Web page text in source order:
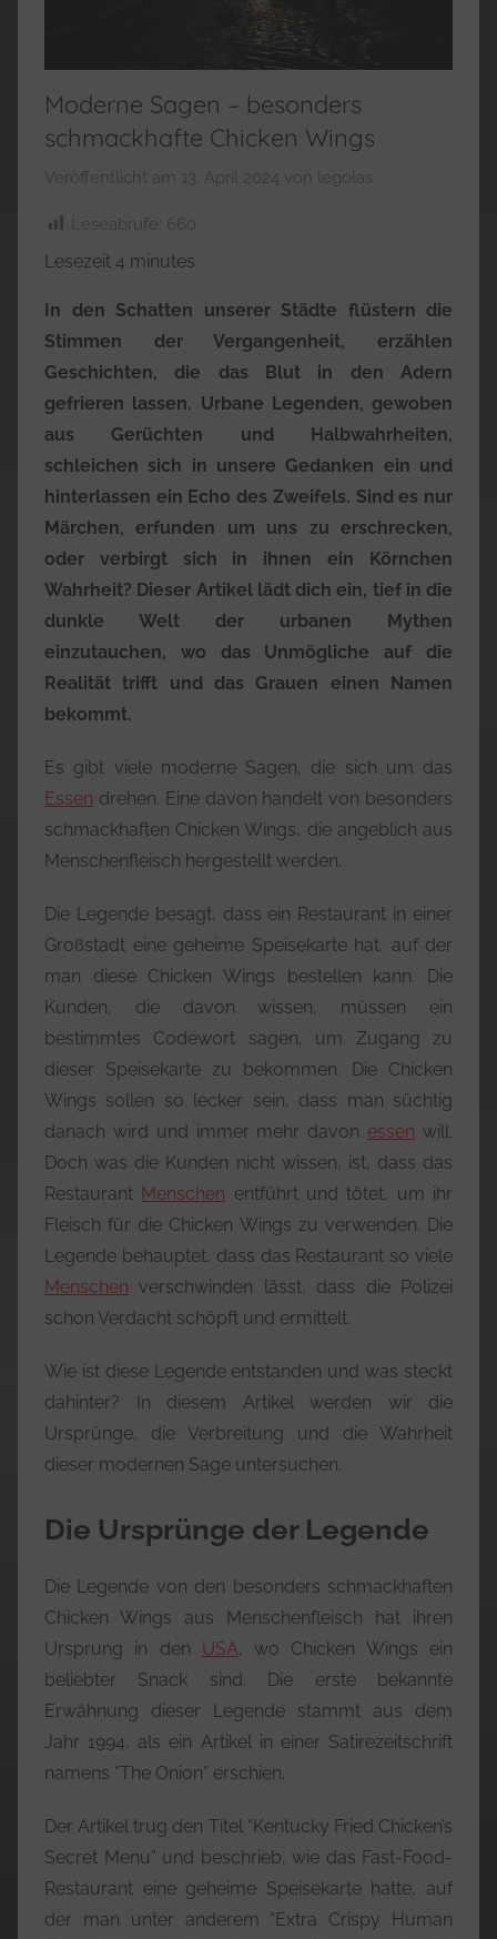
Moderne Sagen – besonders
schmackhafte Chicken Wings
Veröffentlicht am 13. April 2024 von legolas
Leseabrufe: 660
Lesezeit 4 minutes
In den Schatten unserer Städte flüstern die
Stimmen der Vergangenheit, erzählen
Geschichten, die das Blut in den Adern
gefrieren lassen. Urbane Legenden, gewoben
aus Gerüchten und Halbwahrheiten,
schleichen sich in unsere Gedanken ein und
hinterlassen ein Echo des Zweifels. Sind es nur
Märchen, erfunden um uns zu erschrecken,
oder verbirgt sich in ihnen ein Körnchen
Wahrheit? Dieser Artikel lädt dich ein, tief in die
dunkle Welt der urbanen Mythen
einzutauchen, wo das Unmögliche auf die
Realität trifft und das Grauen einen Namen
bekommt.
Es gibt viele moderne Sagen, die sich um das
Essen drehen. Eine davon handelt von besonders
schmackhaften Chicken Wings, die angeblich aus
Menschenfleisch hergestellt werden.
Die Legende besagt, dass ein Restaurant in einer
Großstadt eine geheime Speisekarte hat, auf der
man diese Chicken Wings bestellen kann. Die
Kunden, die davon wissen, müssen ein
bestimmtes Codewort sagen, um Zugang zu
dieser Speisekarte zu bekommen. Die Chicken
Wings sollen so lecker sein, dass man süchtig
danach wird und immer mehr davon essen will.
Doch was die Kunden nicht wissen, ist, dass das
Restaurant Menschen entführt und tötet, um ihr
Fleisch für die Chicken Wings zu verwenden. Die
Legende behauptet, dass das Restaurant so viele
Menschen verschwinden lässt, dass die Polizei
schon Verdacht schöpft und ermittelt.
Wie ist diese Legende entstanden und was steckt
dahinter? In diesem Artikel werden wir die
Ursprünge, die Verbreitung und die Wahrheit
dieser modernen Sage untersuchen.
Die Ursprünge der Legende
Die Legende von den besonders schmackhaften
Chicken Wings aus Menschenfleisch hat ihren
Ursprung in den USA, wo Chicken Wings ein
beliebter Snack sind. Die erste bekannte
Erwähnung dieser Legende stammt aus dem
Jahr 1994, als ein Artikel in einer Satirezeitschrift
namens “The Onion” erschien.
Der Artikel trug den Titel “Kentucky Fried Chicken’s
Secret Menu” und beschrieb, wie das Fast-Food-
Restaurant eine geheime Speisekarte hatte, auf
der man unter anderem “Extra Crispy Human